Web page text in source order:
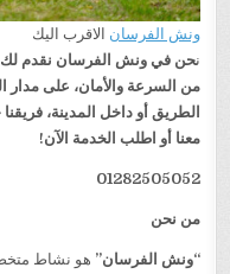
ونش الفرسان الاقرب اليك
نحن في ونش الفرسان نقدم
من السرعة والأمان، على مدار
الطريق أو داخل المدينة،
معنا أو اطلب الخدمة الآن!
01282505052
من نحن
“ونش الفرسان” هو نشاط